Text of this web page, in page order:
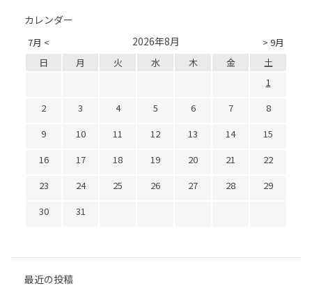
カレンダー
7月 < > 9月
2026年8月
日 月 火 水 木 金
土
1
2
3 4 5 6 7
8
9
10 11 12 13 14
15
16
17 18 19 20 21
22
23
24 25 26 27 28
29
30
31
最近の投稿